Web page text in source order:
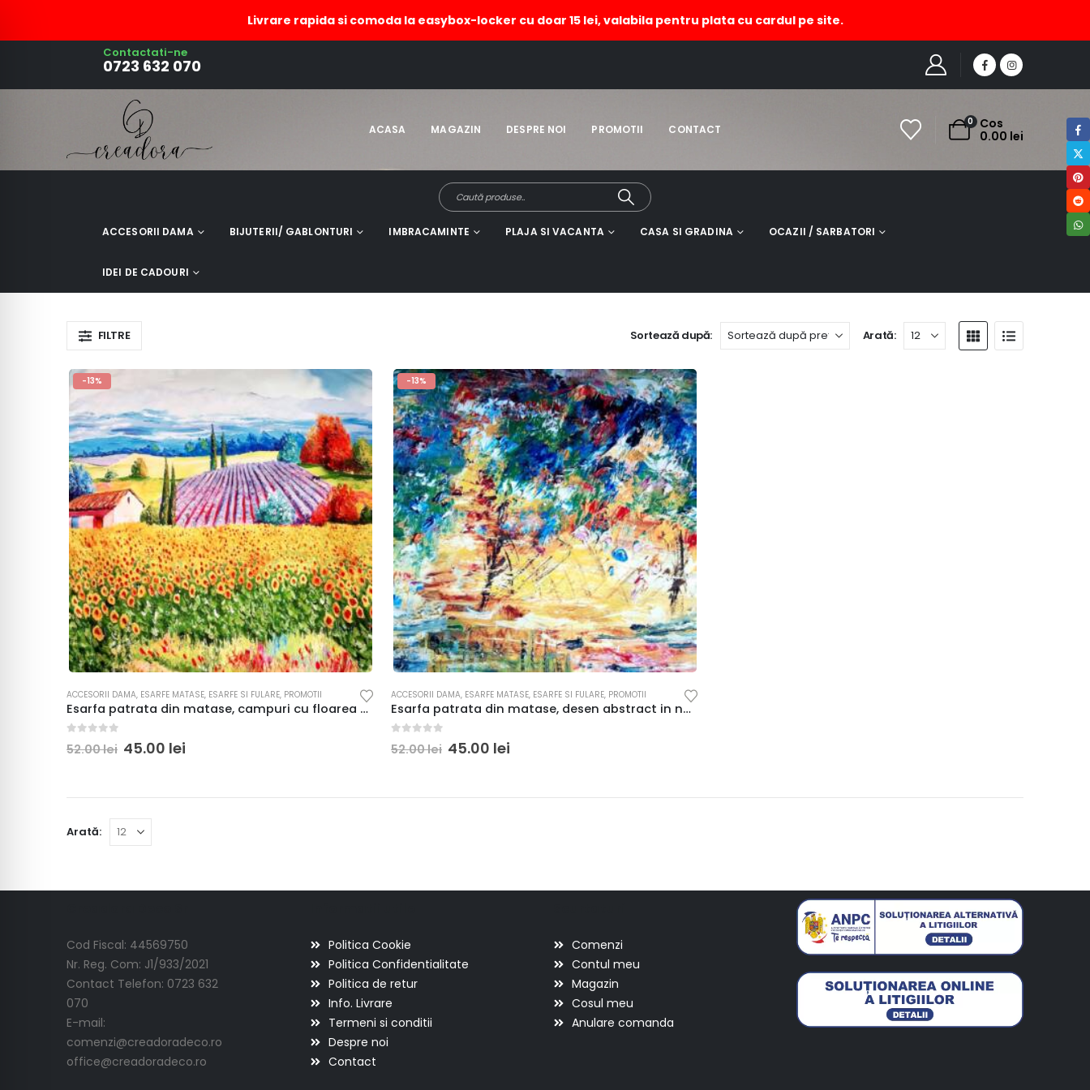
Livrare rapida si comoda la easybox-locker cu doar 15 lei, valabila pentru plata cu cardul pe site.
Contactati-ne
0723 632 070
ACASA MAGAZIN DESPRE NOI PROMOTII CONTACT
0
Cos
0.00 lei
ACCESORII DAMA BIJUTERII/ GABLONTURI IMBRACAMINTE PLAJA SI VACANTA CASA SI GRADINA OCAZII / SARBATORI
IDEI DE CADOURI
baticuri matase PRODUCT TAG -BATICURI MATASE
FILTRE Sortează după: Arată:
-13%
ACCESORII DAMA, ESARFE MATASE, ESARFE SI FULARE, PROMOTII
Esarfa patrata din matase, campuri cu floarea soarelui si lavanda
52.00lei 45.00 lei
-13%
ACCESORII DAMA, ESARFE MATASE, ESARFE SI FULARE, PROMOTII
Esarfa patrata din matase, desen abstract in nuante vii
52.00lei 45.00 lei
Arată:
Cod Fiscal: 44569750
Nr. Reg. Com: J1/933/2021
Contact Telefon: 0723 632
070
E-mail:
comenzi@creadoradeco.ro
office@creadoradeco.ro
Politica Cookie
Politica Confidentialitate
Politica de retur
Info. Livrare
Termeni si conditii
Despre noi
Contact
Comenzi
Contul meu
Magazin
Cosul meu
Anulare comanda